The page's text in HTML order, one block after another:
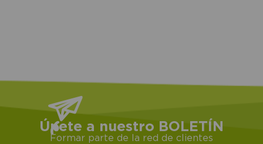
Únete a nuestro BOLETÍN
Formar parte de la red de clientes